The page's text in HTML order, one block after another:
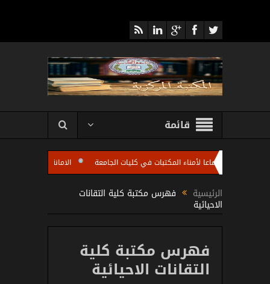
قائمة
تعقد اجتماعا لأمناء المكتبات في كليات الجامعة
الامانة العامة للمكتبة
الرئيسية فهرس مكتبة كلية التقانات
الاحيائية
فهرس مكتبة كلية
التقانات الاحيائية